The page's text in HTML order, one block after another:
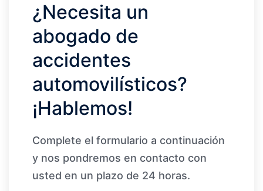
¿Necesita un
abogado de
accidentes
automovilísticos?
¡Hablemos!
Complete el formulario a continuación
y nos pondremos en contacto con
usted en un plazo de 24 horas.